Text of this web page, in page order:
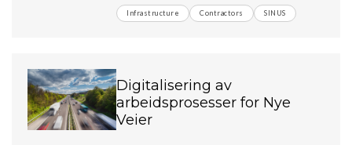
Infrastructure Contractors SINUS
Digitalisering av
arbeidsprosesser for Nye
Veier